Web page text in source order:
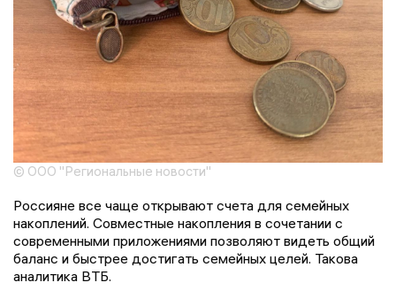
© ООО "Региональные новости"
Россияне все чаще открывают счета для семейных
накоплений. Совместные накопления в сочетании с
современными приложениями позволяют видеть общий
баланс и быстрее достигать семейных целей. Такова
аналитика ВТБ.